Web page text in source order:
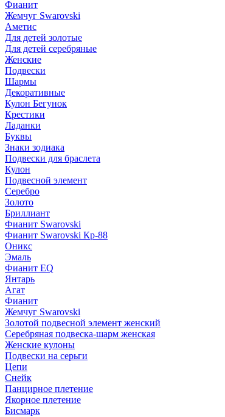
Фианит
Жемчуг Swarovski
Аметис
Для детей золотые
Для детей серебряные
Женские
Подвески
Шармы
Декоративные
Кулон Бегунок
Крестики
Ладанки
Буквы
Знаки зодиака
Подвески для браслета
Кулон
Подвесной элемент
Серебро
Золото
Бриллиант
Фианит Swarovski
Фианит Swarovski Кр-88
Оникс
Эмаль
Фианит EQ
Янтарь
Агат
Фианит
Жемчуг Swarovski
Золотой подвесной элемент женcкий
Серебряная подвеска-шарм женская
Женские кулоны
Подвески на серьги
Цепи
Снейк
Панцирное плетение
Якорное плетение
Бисмарк